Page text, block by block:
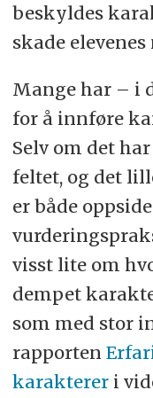
beskyldes
skade
Mange har – i
for å innføre
Selv om det
feltet, og det
er både
visst lite om
dempet
som med stor
rapporten
karaktereri